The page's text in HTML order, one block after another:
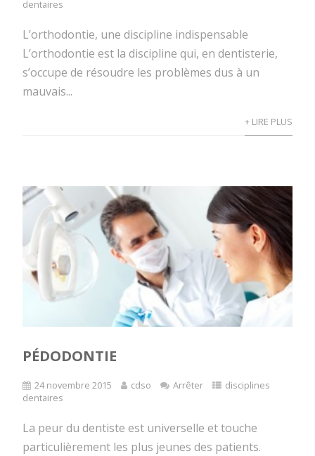
dentaires
L’orthodontie, une discipline indispensable
L’orthodontie est la discipline qui, en dentisterie,
s’occupe de résoudre les problèmes dus à un
mauvais...
+ LIRE PLUS
PÉDODONTIE
24 novembre 2015 cdso Arrêter
disciplines
dentaires
La peur du dentiste est universelle et touche
particulièrement les plus jeunes des patients.